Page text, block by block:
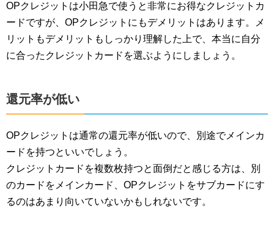
OPクレジットは小田急で使うと非常にお得なクレジットカ
ードですが、OPクレジットにもデメリットはあります。メ
リットもデメリットもしっかり理解した上で、本当に自分
に合ったクレジットカードを選ぶようにしましょう。
還元率が低い
OPクレジットは通常の還元率が低いので、別途でメインカ
ードを持つといいでしょう。
クレジットカードを複数枚持つと面倒だと感じる方は、別
のカードをメインカード、OPクレジットをサブカードにす
るのはあまり向いていないかもしれないです。